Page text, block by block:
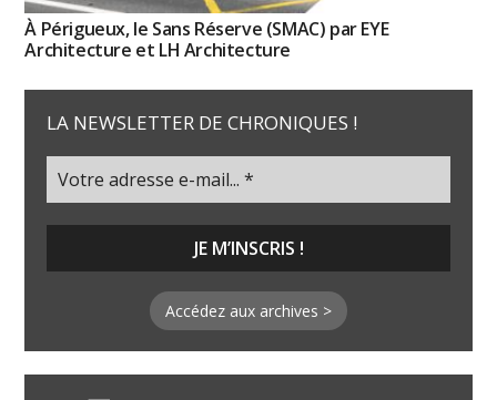
À Périgueux, le Sans Réserve (SMAC) par EYE
Architecture et LH Architecture
LA NEWSLETTER DE CHRONIQUES !
Accédez aux archives >